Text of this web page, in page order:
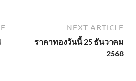
NEXT ARTICLE
ราคาทองวันนี้ 25 ธันวาคม
2568